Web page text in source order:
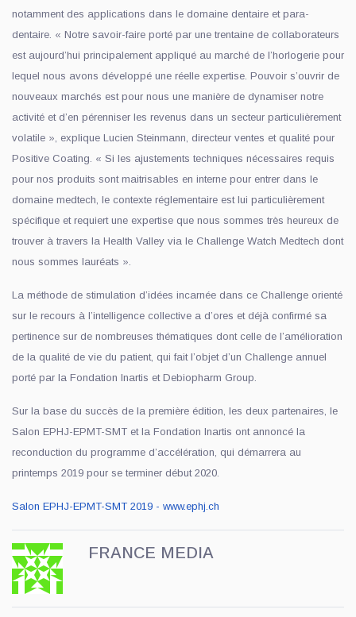
notamment des applications dans le domaine dentaire et para-
dentaire. « Notre savoir-faire porté par une trentaine de collaborateurs
est aujourd’hui principalement appliqué au marché de l’horlogerie pour
lequel nous avons développé une réelle expertise. Pouvoir s’ouvrir de
nouveaux marchés est pour nous une manière de dynamiser notre
activité et d’en pérenniser les revenus dans un secteur particulièrement
volatile », explique Lucien Steinmann, directeur ventes et qualité pour
Positive Coating. « Si les ajustements techniques nécessaires requis
pour nos produits sont maitrisables en interne pour entrer dans le
domaine medtech, le contexte réglementaire est lui particulièrement
spécifique et requiert une expertise que nous sommes très heureux de
trouver à travers la Health Valley via le Challenge Watch Medtech dont
nous sommes lauréats ».
La méthode de stimulation d’idées incarnée dans ce Challenge orienté
sur le recours à l’intelligence collective a d’ores et déjà confirmé sa
pertinence sur de nombreuses thématiques dont celle de l’amélioration
de la qualité de vie du patient, qui fait l’objet d’un Challenge annuel
porté par la Fondation Inartis et Debiopharm Group.
Sur la base du succès de la première édition, les deux partenaires, le
Salon EPHJ-EPMT-SMT et la Fondation Inartis ont annoncé la
reconduction du programme d’accélération, qui démarrera au
printemps 2019 pour se terminer début 2020.
Salon EPHJ-EPMT-SMT 2019 - www.ephj.ch
FRANCE MEDIA